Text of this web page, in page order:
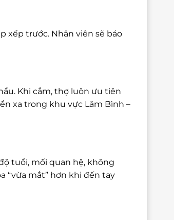
xếp trước. Nhân viên sẽ báo
Khi cắm, thợ luôn ưu tiên
xa trong khu vực Lâm Bình –
tuổi, mối quan hệ, không
“vừa mắt” hơn khi đến tay